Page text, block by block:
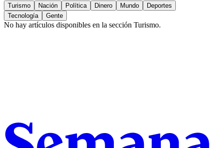
Turismo Nación Política Dinero Mundo
Deportes
Tecnología
Gente
No hay artículos disponibles en la sección Turismo.